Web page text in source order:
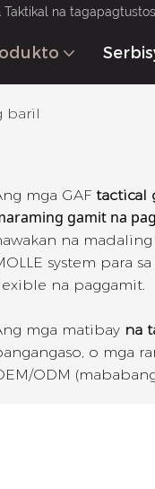
na
baril
mga GAF tactical
gamit na
na
system para
na paggamit.
mga matibay na
o mga
ODM